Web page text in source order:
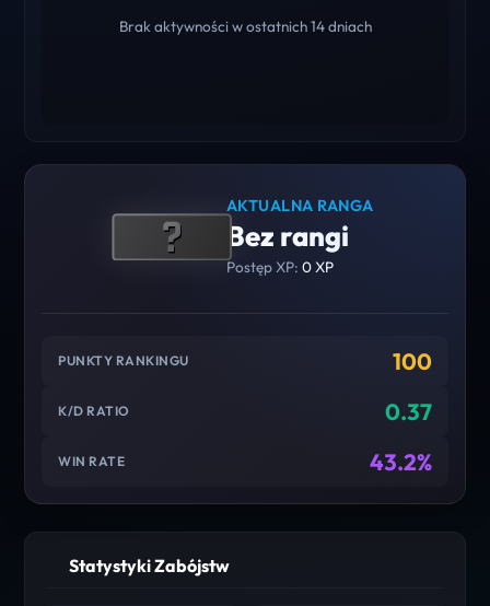
Brak aktywności w ostatnich 14 dniach
AKTUALNA RANGA
Bez rangi
Postęp XP: 0 XP
PUNKTY RANKINGU 100
K/D RATIO 0.37
WIN RATE 43.2%
Statystyki Zabójstw